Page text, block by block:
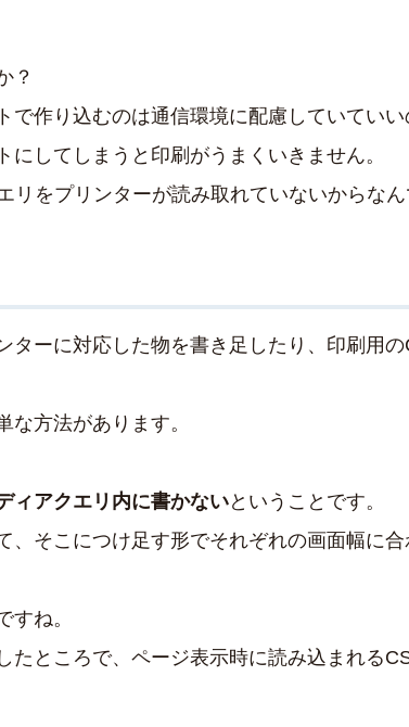
？
で作り込むのは通信環境に配慮していてい
してしまうと印刷がうまくいきません。
をプリンターが読み取れていないからなん
ターに対応した物を書き足したり、印刷用
な方法があります。
ィアクエリ内に書かないということです。
、そこにつけ足す形でそれぞれの画面幅に
すね。
たところで、ページ表示時に読み込まれる